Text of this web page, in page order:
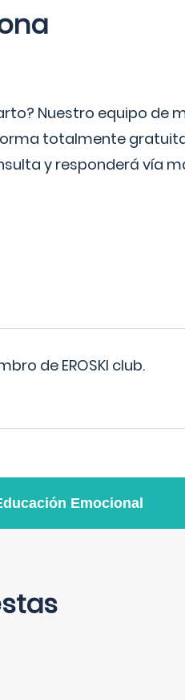
Nuestro equipo de
totalmente
y responderá vía
de EROSKI club.
Emocional